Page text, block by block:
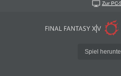
Zur PC-
Spiel